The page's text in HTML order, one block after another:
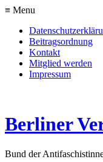
≡ Menu
Beitragsordnung
Kontakt
Mitglied werden
Impressum
Berliner
Bund der